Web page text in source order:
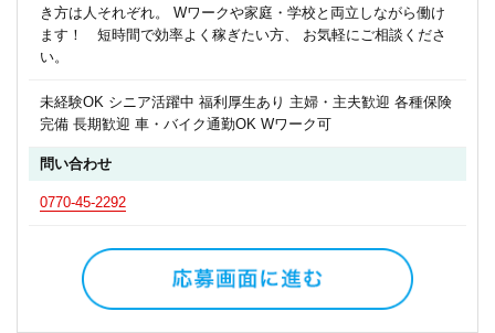
き方は人それぞれ。 Wワークや家庭・学校と両立しながら働け
ます！ 短時間で効率よく稼ぎたい方、 お気軽にご相談くださ
い。
未経験OK シニア活躍中 福利厚生あり 主婦・主夫歓迎 各種保険
完備 長期歓迎 車・バイク通勤OK Wワーク可
問い合わせ
0770-45-2292